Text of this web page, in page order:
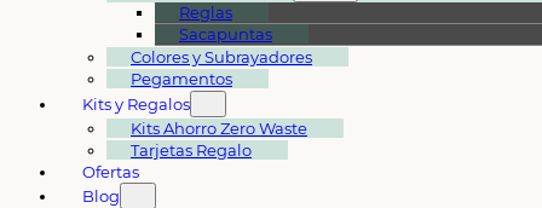
Reglas
Sacapuntas
Colores y Subrayadores
Pegamentos
Kits y Regalos
Kits Ahorro Zero Waste
Tarjetas Regalo
Ofertas
Blog